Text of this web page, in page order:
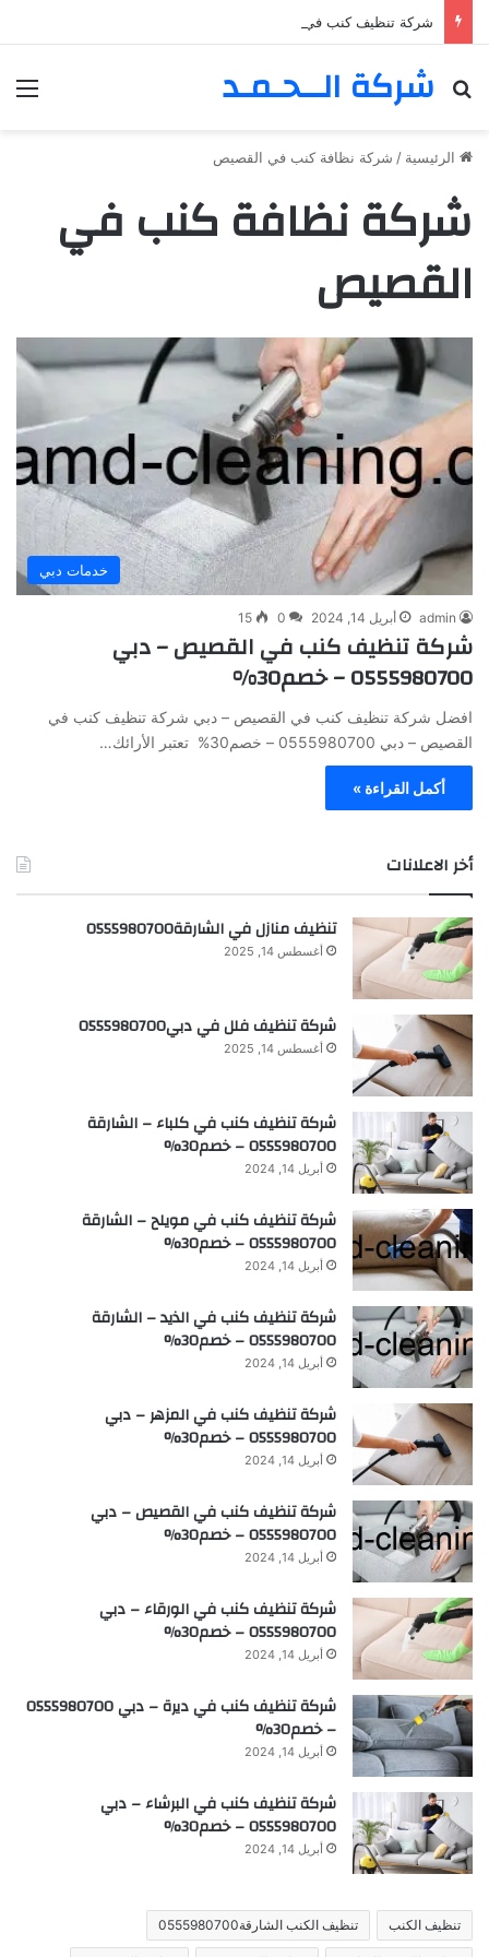
شركة تنظيف كنب في المزهر – دبي 0555980700 – خصم30%
شركة الــحـمـد
بحث عن
الرئيسية / شركة نظافة كنب في القصيص
شركة نظافة كنب في
القصيص
خدمات دبي
admin أبريل 14, 2024 0
15
شركة تنظيف كنب في القصيص – دبي
0555980700 – خصم30%
افضل شركة تنظيف كنب في القصيص – دبي شركة تنظيف كنب في
القصيص – دبي 0555980700 – خصم30% تعتبر الأرائك…
أكمل القراءة »
أخر الاعلانات
تنظيف منازل في الشارقة0555980700
أغسطس 14, 2025
شركة تنظيف فلل في دبي0555980700
أغسطس 14, 2025
شركة تنظيف كنب في كلباء – الشارقة
0555980700 – خصم30%
أبريل 14, 2024
شركة تنظيف كنب في مويلح – الشارقة
0555980700 – خصم30%
أبريل 14, 2024
شركة تنظيف كنب في الذيد – الشارقة
0555980700 – خصم30%
أبريل 14, 2024
شركة تنظيف كنب في المزهر – دبي
0555980700 – خصم30%
أبريل 14, 2024
شركة تنظيف كنب في القصيص – دبي
0555980700 – خصم30%
أبريل 14, 2024
شركة تنظيف كنب في الورقاء – دبي
0555980700 – خصم30%
أبريل 14, 2024
شركة تنظيف كنب في ديرة – دبي 0555980700
– خصم30%
أبريل 14, 2024
شركة تنظيف كنب في البرشاء – دبي
0555980700 – خصم30%
أبريل 14, 2024
تنظيف الكنب تنظيف الكنب الشارقة0555980700